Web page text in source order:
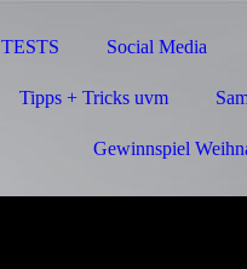
TESTS Social Media
Tipps + Tricks uvm
Gewinnspiel